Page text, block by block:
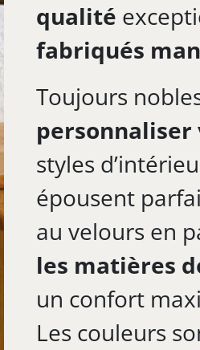
qualité
fabriqués
Toujours
personnaliser
styles
épousent
au velours en
les matières
un confort
Les couleurs